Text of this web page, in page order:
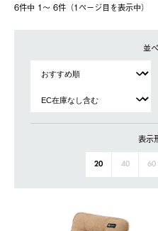
6件中 1〜 6件（1ページ⽬を表⽰中）
並
表示
20 40 60